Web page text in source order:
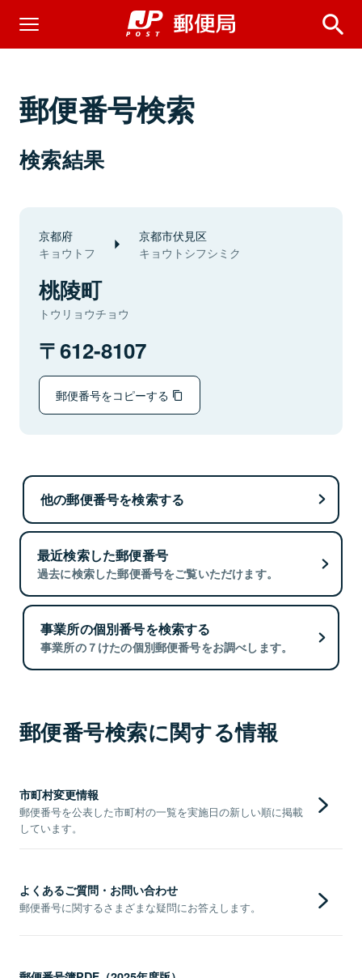
郵便番号検索
検索結果
京都府
キョウトフ
京都市伏見区
キョウトシフシミク
桃陵町
トウリョウチョウ
612-8107
郵便番号をコピーする
他の郵便番号を検索する
最近検索した郵便番号
過去に検索した郵便番号をご覧いただけます。
事業所の個別番号を検索する
事業所の７けたの個別郵便番号をお調べします。
郵便番号検索に関する情報
市町村変更情報
郵便番号を公表した市町村の一覧を実施日の新しい順に掲載
しています。
よくあるご質問・お問い合わせ
郵便番号に関するさまざまな疑問にお答えします。